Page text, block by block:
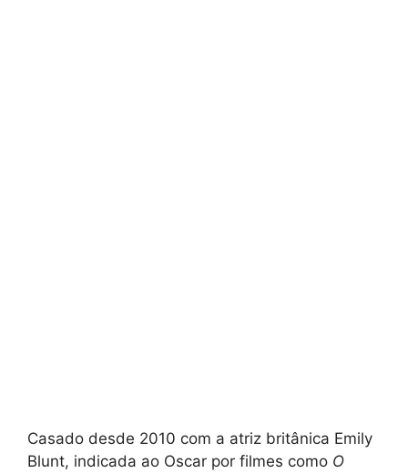
Casado desde 2010 com a atriz britânica Emily
Blunt, indicada ao Oscar por filmes como O